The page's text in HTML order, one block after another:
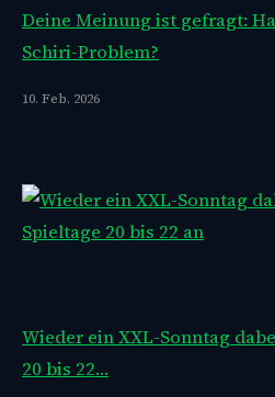
Deine Meinung ist gefragt:
Schiri-Problem?
10. Feb. 2026
Wieder ein XXL-Sonntag
20 bis 22…